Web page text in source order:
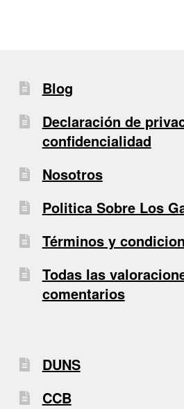
Blog
Declaración de
confidencialidad
Nosotros
Politica Sobre Los
Términos y
Todas las
comentarios
DUNS
CCB